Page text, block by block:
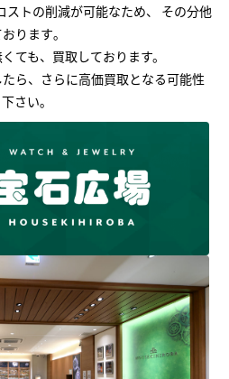
ストの削減が可能なため、 その分他
ります｡
ても、買取しております。
ら、さらに高価買取となる可能性
さい｡